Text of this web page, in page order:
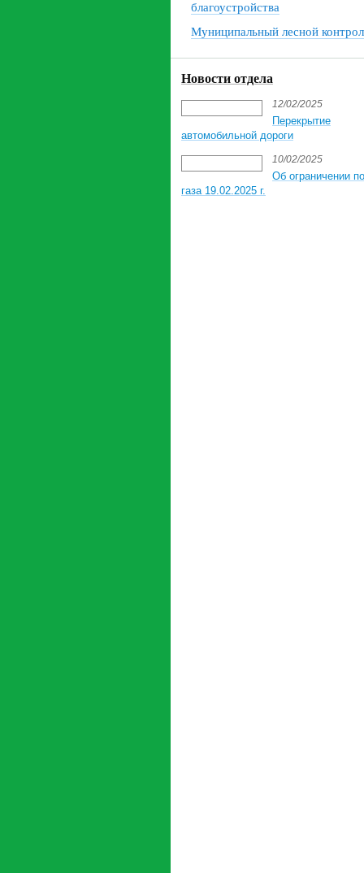
благоустройства
Муниципальный лесной
Новости отдела
12/02/2025
Перекрытие
автомобильной дороги
10/02/2025
Об ограничении
газа 19.02.2025 г.